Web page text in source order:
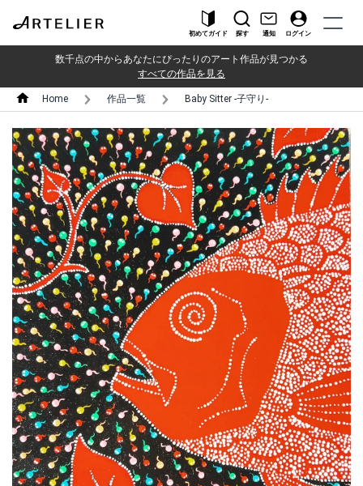
初めてガイド 探す 通知 ログイン
数千点の中からあなたにぴったりのアート作品が見つかる
すべての作品を見る
Home 作品一覧 Baby Sitter -子守り-